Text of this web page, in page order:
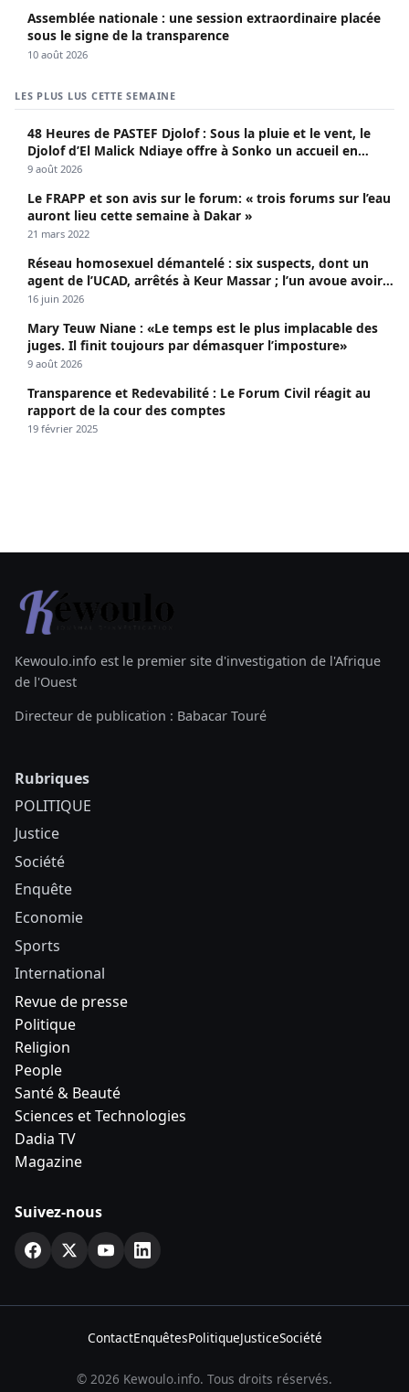
Assemblée nationale : une session extraordinaire placée
sous le signe de la transparence
10 août 2026
LES PLUS LUS CETTE SEMAINE
48 Heures de PASTEF Djolof : Sous la pluie et le vent, le
Djolof d’El Malick Ndiaye offre à Sonko un accueil en
apothéose
9 août 2026
Le FRAPP et son avis sur le forum: « trois forums sur l’eau
auront lieu cette semaine à Dakar »
21 mars 2022
Réseau homosexuel démantelé : six suspects, dont un
agent de l’UCAD, arrêtés à Keur Massar ; l’un avoue avoir
propagé le VIH depuis 2018
16 juin 2026
Mary Teuw Niane : «Le temps est le plus implacable des
juges. Il finit toujours par démasquer l’imposture»
9 août 2026
Transparence et Redevabilité : Le Forum Civil réagit au
rapport de la cour des comptes
19 février 2025
Kewoulo.info est le premier site d'investigation de l'Afrique
de l'Ouest
Directeur de publication : Babacar Touré
Rubriques
POLITIQUE
Justice
Société
Enquête
Economie
Sports
International
Revue de presse
Politique
Religion
People
Santé & Beauté
Sciences et Technologies
Dadia TV
Magazine
Suivez-nous
ContactEnquêtesPolitiqueJusticeSociété
© 2026 Kewoulo.info. Tous droits réservés.